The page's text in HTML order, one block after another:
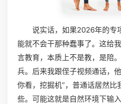
说实话，如果2026年的专
能就不会干那种蠢事了。这给
言教育，本质上不是教，是陪
兵。后来我跟侄子视频通话，
你看，挖掘机”，普通话居然比
些。可能这就是自然环境下输